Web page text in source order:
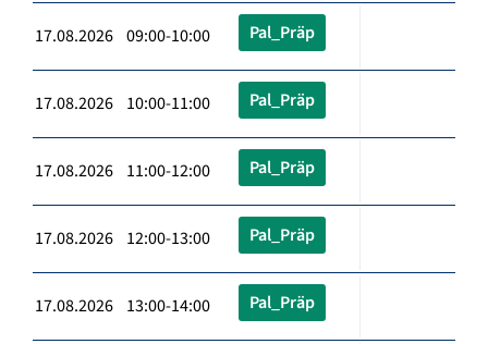
17.08.2026 09:00-10:00 Pal_Präp
17.08.2026 10:00-11:00 Pal_Präp
17.08.2026 11:00-12:00 Pal_Präp
17.08.2026 12:00-13:00 Pal_Präp
17.08.2026 13:00-14:00 Pal_Präp